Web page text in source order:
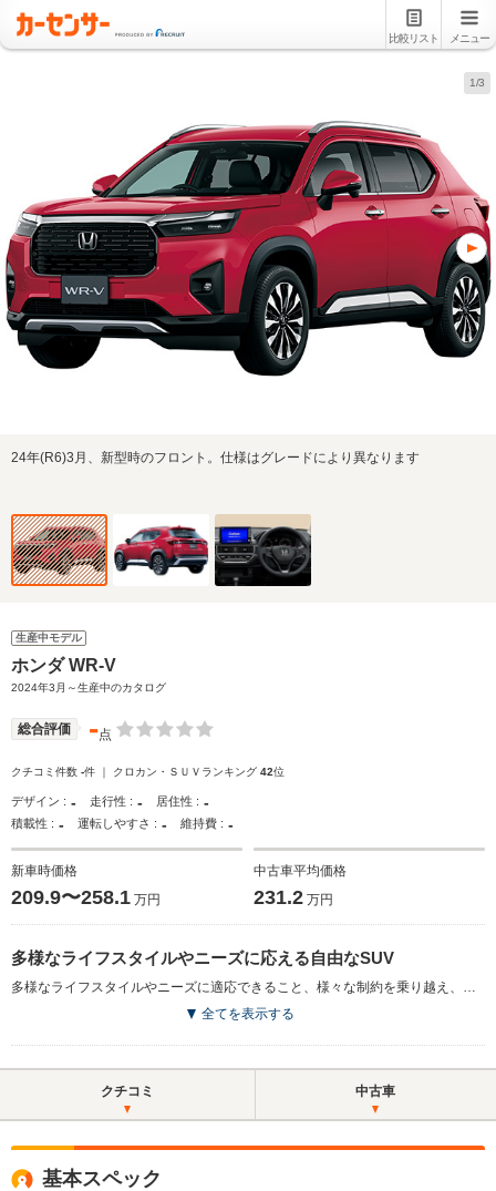
比較リスト メニュー
1/3
24年(R6)3月、新型時のフロント。仕様はグレードにより異なります
生産中モデル
ホンダ WR-V
2024年3月～生産中のカタログ
総合評価 -点
クチコミ件数 -件 ｜ クロカン・ＳＵＶランキング 42位
デザイン : - 走行性 : - 居住性 : -
積載性 : - 運転しやすさ : - 維持費 : -
新車時価格
209.9〜258.1 万円
中古車平均価格
231.2 万円
多様なライフスタイルやニーズに応える自由なSUV
多様なライフスタイルやニーズに適応できること、様々な制約を乗り越え、自由に自分らしいスタイルで生きることをコンセプトにつくられたSUV。スタイリングから安心と信頼を感じられるようなエクステリア。シンプルで水平基調のデザインとし、スイッチ類を中央に配置することで、運転しやすい空間に仕立てられたインテリアを実現。パワートレインは、静粛性と高出力を両立させた、1.5L DOHC i-VTECとなる。CVTは、バイワイヤとの協調制御、「G-design Shift」が採用され、リニアな加速フィールが追求されている。先進の安全運転支援システム「ホンダセンシング」が全車に採用され、フロントワイドビューカメラと前後8つのソナーセンサーにより、さらなる安心・安全が実現された。（2024.3）
全てを表示する
クチコミ 中古車
基本スペック